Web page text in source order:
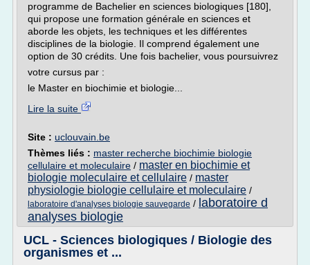
programme de Bachelier en sciences biologiques [180],
qui propose une formation générale en sciences et
aborde les objets, les techniques et les différentes
disciplines de la biologie. Il comprend également une
option de 30 crédits. Une fois bachelier, vous poursuivrez
votre cursus par :
le Master en biochimie et biologie...
Lire la suite
Site : uclouvain.be
Thèmes liés : master recherche biochimie biologie
cellulaire et moleculaire / master en biochimie et
biologie moleculaire et cellulaire / master
physiologie biologie cellulaire et moleculaire /
laboratoire d'analyses biologie sauvegarde / laboratoire d
analyses biologie
UCL - Sciences biologiques / Biologie des
organismes et ...